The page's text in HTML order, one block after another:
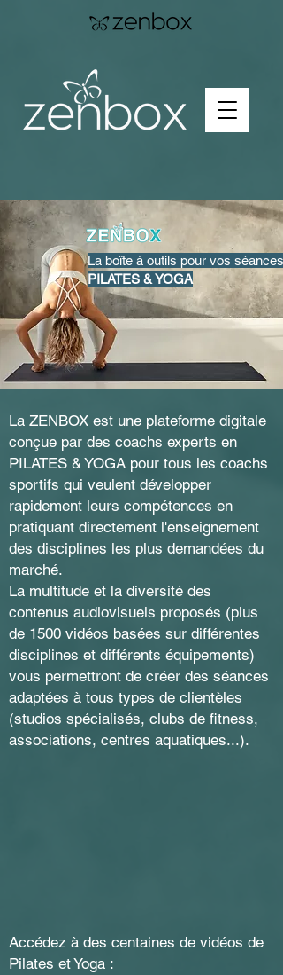
La boîte à outils pour vos séances
PILATES & YOGA
La ZENBOX est une plateforme digitale
conçue par des coachs experts en
PILATES & YOGA pour tous les coachs
sportifs qui veulent développer
rapidement leurs compétences en
pratiquant directement l'enseignement
des disciplines les plus demandées du
marché.
La multitude et la diversité des
contenus audiovisuels proposés (plus
de 1500 vidéos basées sur différentes
disciplines et différents équipements)
vous permettront de créer des séances
adaptées à tous types de clientèles
(studios spécialisés, clubs de fitness,
associations, centres aquatiques...).
Accédez à des centaines de vidéos de
Pilates et Yoga :